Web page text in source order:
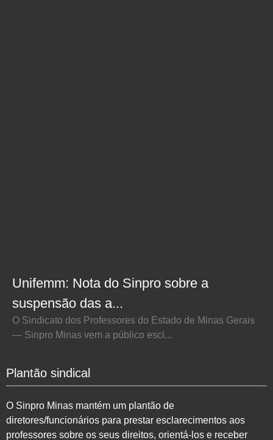
Unifemm: Nota do Sinpro sobre a
suspensão das a...
O Sindicato dos Professores do Estado de Minas Gerais
— Sinpro Minas vem a público escl...
Plantão sindical
O Sinpro Minas mantém um plantão de
diretores/funcionários para prestar esclarecimentos aos
professores sobre os seus direitos, orientá-los e receber